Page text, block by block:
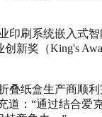
印刷系统嵌入
奖（King's
叠纸盒生产商
道：“通过结合